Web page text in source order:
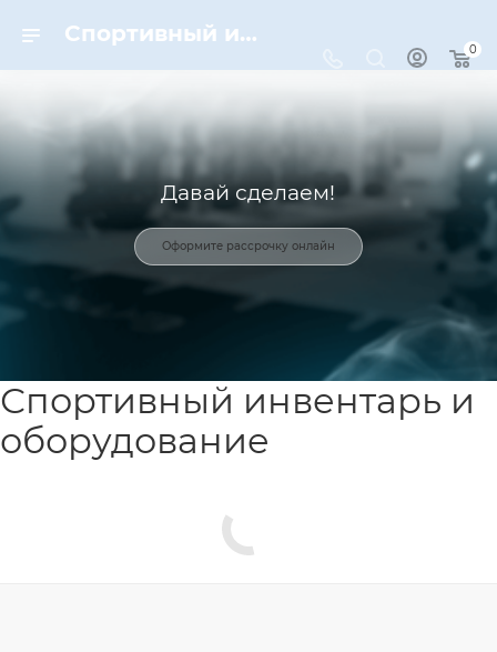
Спортивный инвентарь и оборудование для спорта в Москве | Dynamic-Sport
0
Давай сделаем!
Оформите рассрочку онлайн
Спортивный инвентарь и
оборудование